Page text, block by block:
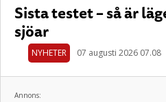
Sista testet – så är
sjöar
NYHETER 07 augusti 2026 07.08
Annons: